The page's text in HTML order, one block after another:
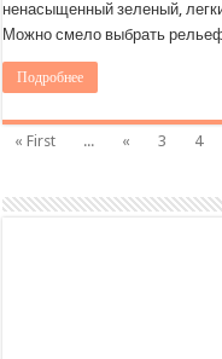
ненасыщенный зеленый,
Можно смело выбрать
Подробнее
« First ... « 3 4